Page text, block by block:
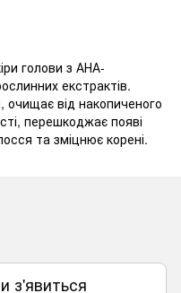
голови з АНА-
екстрактів.
очищає від накопиченого
перешкоджає появі
та зміцнює корені.
з'явиться